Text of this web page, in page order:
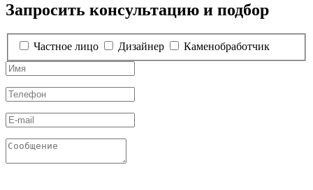
Запросить консультацию и подбор
Частное лицо Дизайнер Каменобработчик